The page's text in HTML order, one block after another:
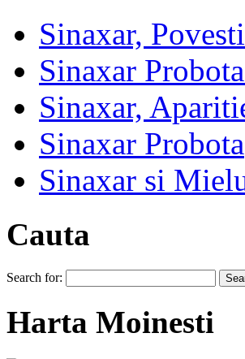
Sinaxar,
Sinaxar
Sinaxar,
Sinaxar Probota
Sinaxar si
Cauta
Search for:
Harta Moinesti